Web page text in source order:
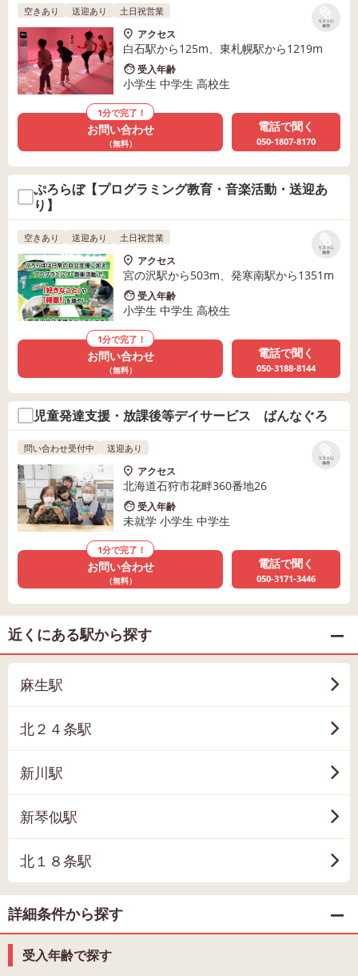
リストに
保存
空きあり 送迎あり 土日祝営業
アクセス
白石駅から125m、東札幌駅から1219m
受入年齢
小学生 中学生 高校生
1分で完了！
お問い合わせ
（無料）
電話で聞く
050-1807-8170
ぷろらぼ【プログラミング教育・音楽活動・送迎あ
り】
リストに
保存
空きあり 送迎あり 土日祝営業
アクセス
宮の沢駅から503m、発寒南駅から1351m
受入年齢
小学生 中学生 高校生
1分で完了！
お問い合わせ
（無料）
電話で聞く
050-3188-8144
児童発達支援・放課後等デイサービス ばんなぐろ
リストに
保存
問い合わせ受付中 送迎あり
アクセス
北海道石狩市花畔360番地26
受入年齢
未就学 小学生 中学生
1分で完了！
お問い合わせ
（無料）
電話で聞く
050-3171-3446
近くにある駅から探す
麻生駅
北２４条駅
新川駅
新琴似駅
北１８条駅
詳細条件から探す
受入年齢で探す